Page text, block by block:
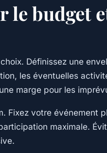
le budget
Définissez une
les éventuelles
marge pour les
Fixez votre événement
maximale.